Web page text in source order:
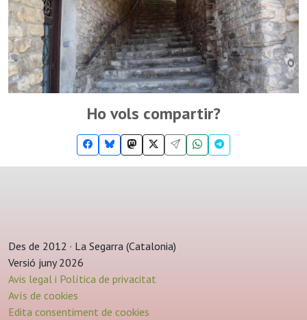
Ho vols compartir?
Des de 2012 · La Segarra (Catalonia)
Versió juny 2026
Avis legal i Política de privacitat
Avís de cookies
Edita consentiment de cookies